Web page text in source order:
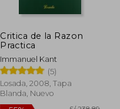
Critica de la Razon
Practica
Immanuel Kant
(5)
Losada, 2008, Tapa
Blanda, Nuevo